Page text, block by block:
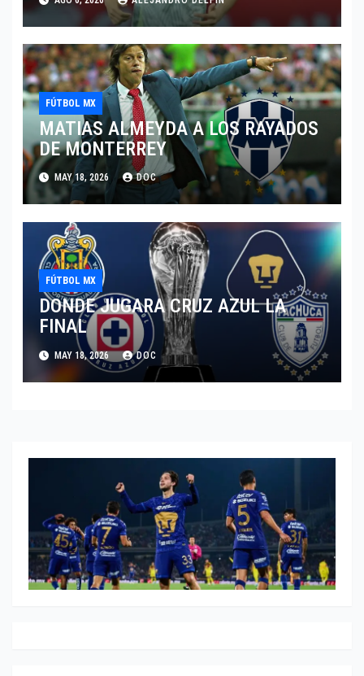
FÚTBOL MX
MATIAS ALMEYDA A LOS RAYADOS
DE MONTERREY
MAY 18, 2026 DOC
FÚTBOL MX
DONDE JUGARA CRUZ AZUL LA
FINAL
MAY 18, 2026 DOC